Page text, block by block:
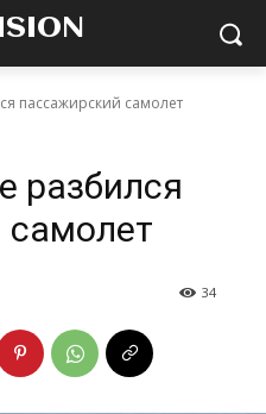
пассажирский самолет
разбился
самолет
34